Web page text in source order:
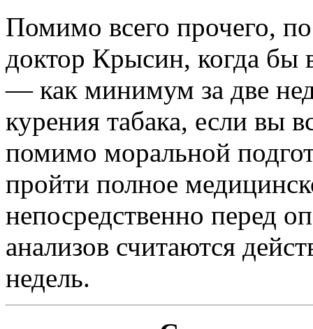
Помимо всего прочего,
доктор Крысин, когда бы
— как минимум за две
курения табака, если вы
помимо моральной
пройти полное
непосредственно перед
анализов считаются
недель.